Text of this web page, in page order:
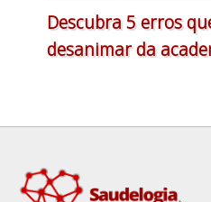
Descubra 5 erros
desanimar da